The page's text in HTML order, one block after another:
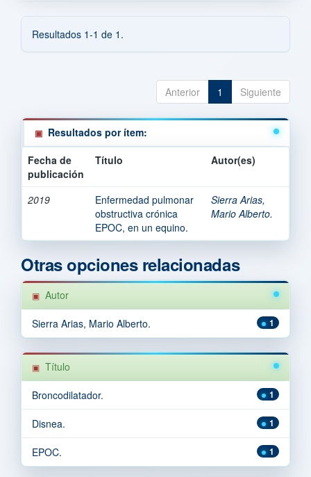
Resultados 1-1 de 1.
Anterior 1 Siguiente
Resultados por ítem:
Fecha de
publicación
Título Autor(es)
2019
Enfermedad pulmonar
obstructiva crónica
EPOC, en un equino.
Sierra Arias,
Mario Alberto.
Otras opciones relacionadas
Autor
1
Sierra Arias, Mario Alberto.
Título
1
Broncodilatador.
1
Disnea.
1
EPOC.